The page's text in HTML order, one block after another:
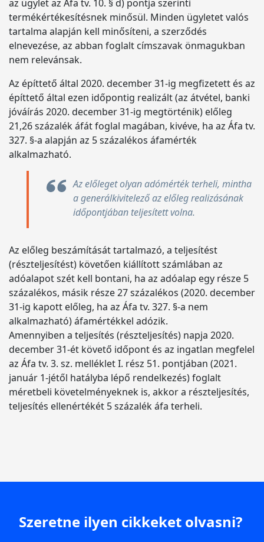
az ügylet az Áfa tv. 10. § d) pontja szerinti
termékértékesítésnek minősül. Minden ügyletet valós
tartalma alapján kell minősíteni, a szerződés
elnevezése, az abban foglalt címszavak önmagukban
nem relevánsak.
Az építtető által 2020. december 31-ig megfizetett és az
építtető által ezen időpontig realizált (az átvétel, banki
jóváírás 2020. december 31-ig megtörténik) előleg
21,26 százalék áfát foglal magában, kivéve, ha az Áfa tv.
327. §-a alapján az 5 százalékos áfamérték
alkalmazható.
Az előleget olyan adómérték terheli, mintha
a generálkivitelező az előleg realizásának
időpontjában teljesített volna.
Az előleg beszámítását tartalmazó, a teljesítést
(részteljesítést) követően kiállított számlában az
adóalapot szét kell bontani, ha az adóalap egy része 5
százalékos, másik része 27 százalékos (2020. december
31-ig kapott előleg, ha az Áfa tv. 327. §-a nem
alkalmazható) áfamértékkel adózik.
Amennyiben a teljesítés (részteljesítés) napja 2020.
december 31-ét követő időpont és az ingatlan megfelel
az Áfa tv. 3. sz. melléklet I. rész 51. pontjában (2021.
január 1-jétől hatályba lépő rendelkezés) foglalt
méretbeli követelményeknek is, akkor a részteljesítés,
teljesítés ellenértékét 5 százalék áfa terheli.
Szeretne ilyen cikkeket olvasni?